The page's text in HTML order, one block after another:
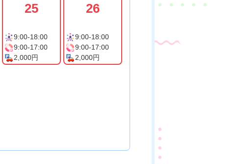
25
9:00-18:00
9:00-17:00
2,000円
26
9:00-18:00
9:00-17:00
2,000円